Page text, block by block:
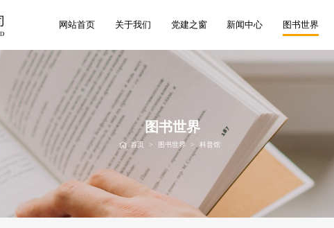
网站首页 关于我们 党建之窗 新闻中心 图书世界
图书世界
首页 > 图书世界 > 科普馆